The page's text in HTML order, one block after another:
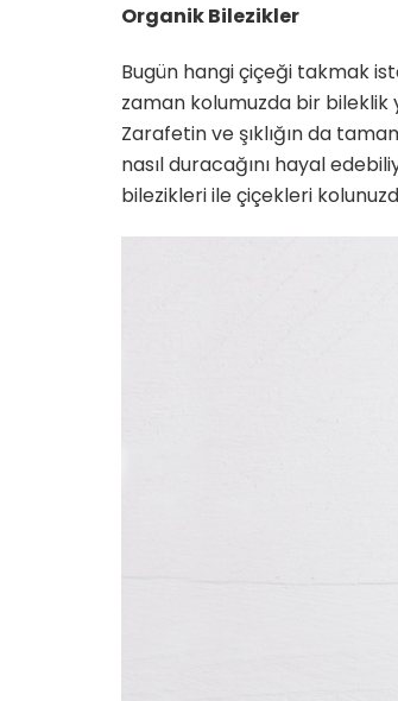
Organik Bilezikler
Bugün hangi çiçeği takmak
zaman kolumuzda bir bileklik
Zarafetin ve şıklığın da
nasıl duracağını hayal
bilezikleri ile çiçekleri